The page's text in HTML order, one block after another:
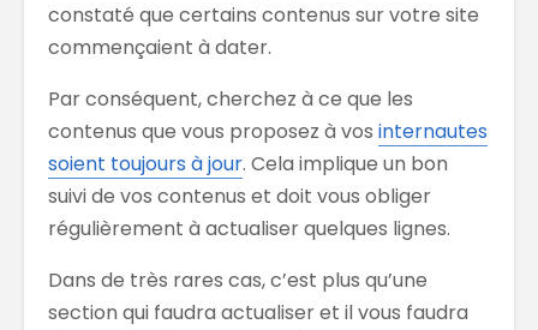
constaté que certains contenus sur votre site
commençaient à dater.
Par conséquent, cherchez à ce que les
contenus que vous proposez à vos internautes
soient toujours à jour. Cela implique un bon
suivi de vos contenus et doit vous obliger
régulièrement à actualiser quelques lignes.
Dans de très rares cas, c’est plus qu’une
section qui faudra actualiser et il vous faudra